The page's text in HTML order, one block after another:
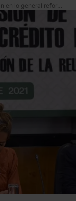
Diputados aprueban en lo general reformas fiscales que limitan deducciones a ONG y RFC obligatorio a los 18 años